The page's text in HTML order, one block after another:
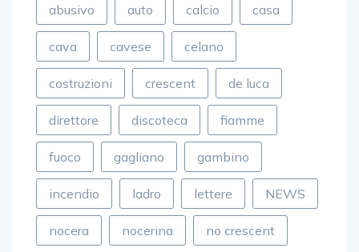
abusivo auto calcio casa
cava cavese celano
costruzioni crescent de luca
direttore discoteca fiamme
fuoco gagliano gambino
incendio ladro lettere NEWS
nocera nocerina no crescent